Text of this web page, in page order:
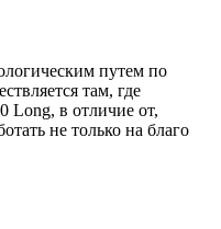
путем по
там, где
Long, в отличие от,
не только на благо